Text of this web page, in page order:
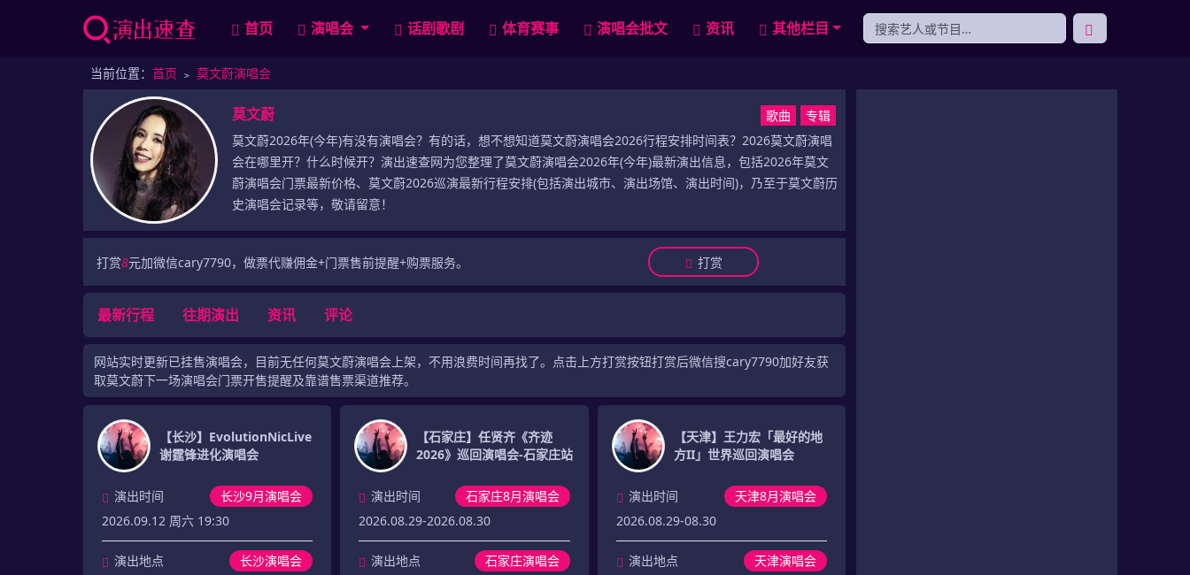
首页 演唱会 话剧歌剧 体育赛事 演唱会批文 资讯 其他栏目
当前位置： 首页 ﹥ 莫文蔚演唱会
莫文蔚 歌曲
专辑
莫文蔚2026年(今年)有没有演唱会？有的话，想不想知道莫文蔚演唱会2026行程安排时间表？2026莫文蔚演唱
会在哪里开？什么时候开？演出速查网为您整理了莫文蔚演唱会2026年(今年)最新演出信息，包括2026年莫文
蔚演唱会门票最新价格、莫文蔚2026巡演最新行程安排(包括演出城市、演出场馆、演出时间)，乃至于莫文蔚历
史演唱会记录等，敬请留意！
打赏8元加微信cary7790，做票代赚佣金+门票售前提醒+购票服务。 打赏
最新行程 往期演出 资讯 评论
网站实时更新已挂售演唱会，目前无任何莫文蔚演唱会上架，不用浪费时间再找了。点击上方打赏按钮打赏后微信搜cary7790加好友获
取莫文蔚下一场演唱会门票开售提醒及靠谱售票渠道推荐。
【长沙】EvolutionNicLive
谢霆锋进化演唱会
长沙9月演唱会
演出时间
2026.09.12 周六 19:30
演出地点
长沙演唱会
【石家庄】任贤齐《齐迹
2026》巡回演唱会-石家庄站
石家庄8月演唱会
演出时间
2026.08.29-2026.08.30
演出地点
石家庄演唱会
【天津】王力宏「最好的地
方II」世界巡回演唱会
天津8月演唱会
演出时间
2026.08.29-08.30
演出地点
天津演唱会